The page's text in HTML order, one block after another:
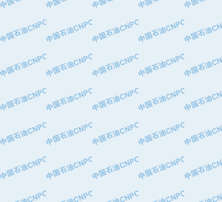
·中国石油大庆石油化工总厂
·中国石油化工股份有限公司催化剂长
·北京长空工业有限公司
·北京中旭阳光石油天然气科技有限公
·托肯恒山科技（广州）有限公司
·北京德泰联华科技发展有限公司
·美钻石油钻采系统（上海）有限公司
·陕西爱瑞德控制工程有限公司
·成都皖东仪表电缆成套系统有限公司
·成都中寰机电设备有限公司
·河北保定天威集团特变电气有限公司
·中国石油辽阳石油化纤公司
·托肯恒山科技（广州）有限公司
·大庆油田飞马有限公司